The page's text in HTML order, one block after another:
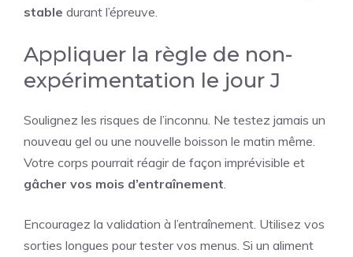
stable durant l’épreuve.
Appliquer la règle de non-
expérimentation le jour J
Soulignez les risques de l’inconnu. Ne testez jamais un
nouveau gel ou une nouvelle boisson le matin même.
Votre corps pourrait réagir de façon imprévisible et
gâcher vos mois d’entraînement.
Encouragez la validation à l’entraînement. Utilisez vos
sorties longues pour tester vos menus. Si un aliment